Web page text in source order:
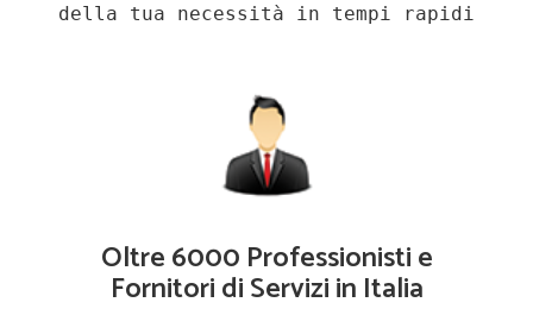
della tua necessità in tempi rapidi
Oltre 6000 Professionisti e
Fornitori di Servizi in Italia